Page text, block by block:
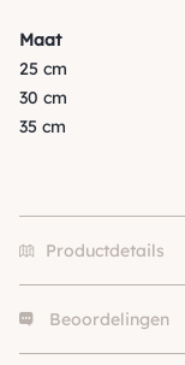
Maat
25 cm
30 cm
35 cm
Productdetails
Size
Hondgrootte
Beoordelingen